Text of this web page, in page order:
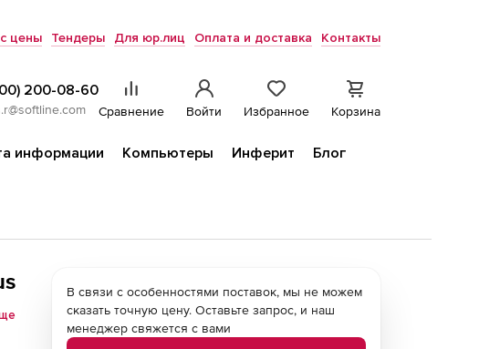
цены Тендеры Для юр.лиц Оплата и доставка Контакты
200-08-60
Сравнение Войти Избранное Корзина
информации Компьютеры Инферит
Блог
В связи с особенностями поставок, мы не можем
сказать точную цену. Оставьте запрос, и наш
менеджер свяжется с вами